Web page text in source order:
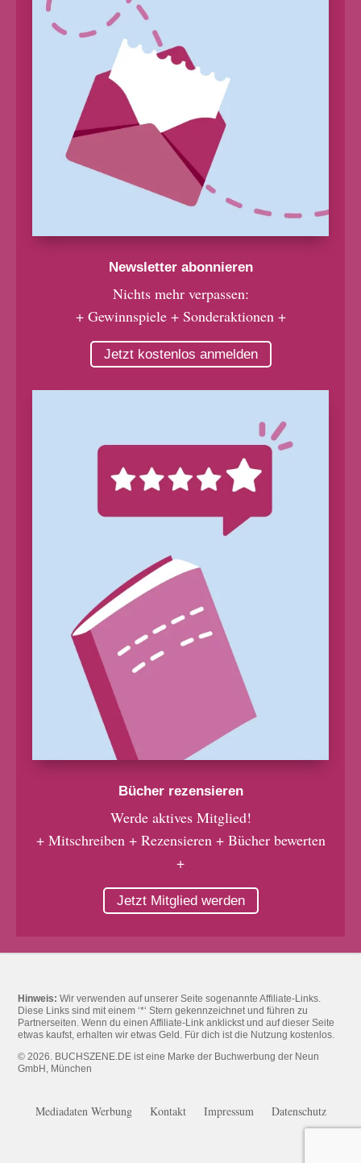
Newsletter abonnieren
Nichts mehr verpassen:
+ Gewinnspiele + Sonderaktionen +
Jetzt kostenlos anmelden
Bücher rezensieren
Werde aktives Mitglied!
+ Mitschreiben + Rezensieren + Bücher bewerten
+
Jetzt Mitglied werden
Hinweis: Wir verwenden auf unserer Seite sogenannte Affiliate-Links.
Diese Links sind mit einem ‘*‘ Stern gekennzeichnet und führen zu
Partnerseiten. Wenn du einen Affiliate-Link anklickst und auf dieser Seite
etwas kaufst, erhalten wir etwas Geld. Für dich ist die Nutzung kostenlos.
© 2026. BUCHSZENE.DE ist eine Marke der Buchwerbung der Neun
GmbH, München
Mediadaten Werbung Kontakt Impressum Datenschutz